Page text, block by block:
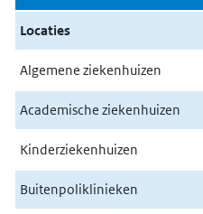
Locaties
Algemene ziekenhuizen
Academische ziekenhuizen
Kinderziekenhuizen
Buitenpoliklinieken